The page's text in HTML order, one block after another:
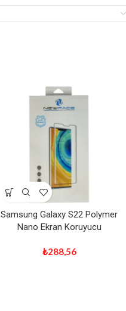
Samsung Galaxy S22 Polymer
Nano Ekran Koruyucu
₺288,56